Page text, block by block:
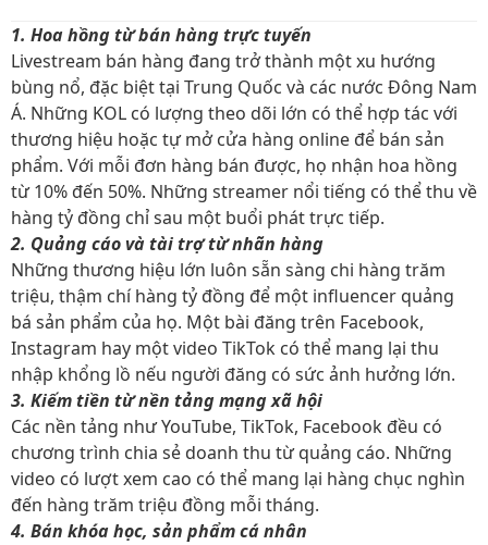
1. Hoa hồng từ bán hàng trực tuyến
Livestream bán hàng đang trở thành một xu hướng
bùng nổ, đặc biệt tại Trung Quốc và các nước Đông Nam
Á. Những KOL có lượng theo dõi lớn có thể hợp tác với
thương hiệu hoặc tự mở cửa hàng online để bán sản
phẩm. Với mỗi đơn hàng bán được, họ nhận hoa hồng
từ 10% đến 50%. Những streamer nổi tiếng có thể thu về
hàng tỷ đồng chỉ sau một buổi phát trực tiếp.
2. Quảng cáo và tài trợ từ nhãn hàng
Những thương hiệu lớn luôn sẵn sàng chi hàng trăm
triệu, thậm chí hàng tỷ đồng để một influencer quảng
bá sản phẩm của họ. Một bài đăng trên Facebook,
Instagram hay một video TikTok có thể mang lại thu
nhập khổng lồ nếu người đăng có sức ảnh hưởng lớn.
3. Kiếm tiền từ nền tảng mạng xã hội
Các nền tảng như YouTube, TikTok, Facebook đều có
chương trình chia sẻ doanh thu từ quảng cáo. Những
video có lượt xem cao có thể mang lại hàng chục nghìn
đến hàng trăm triệu đồng mỗi tháng.
4. Bán khóa học, sản phẩm cá nhân